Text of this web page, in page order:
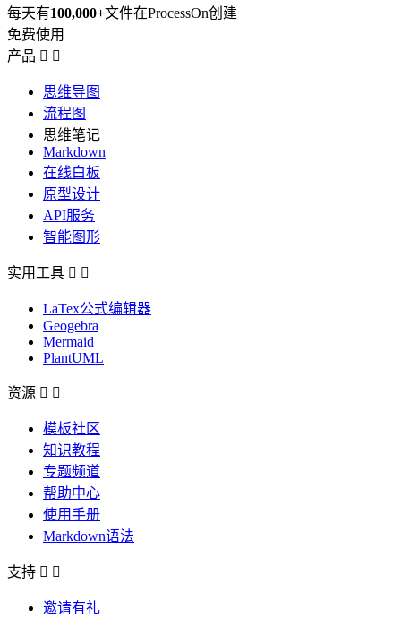
每天有100,000+文件在ProcessOn创建
免费使用
产品  
思维导图
流程图
思维笔记
Markdown
在线白板
原型设计
API服务
智能图形
实用工具  
LaTex公式编辑器
Geogebra
Mermaid
PlantUML
资源  
模板社区
知识教程
专题频道
帮助中心
使用手册
Markdown语法
支持  
邀请有礼